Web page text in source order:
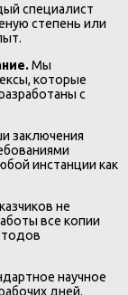
специалист
степень или
Мы
которые
с
заключения
инстанции как
не
все копии
научное
дней.